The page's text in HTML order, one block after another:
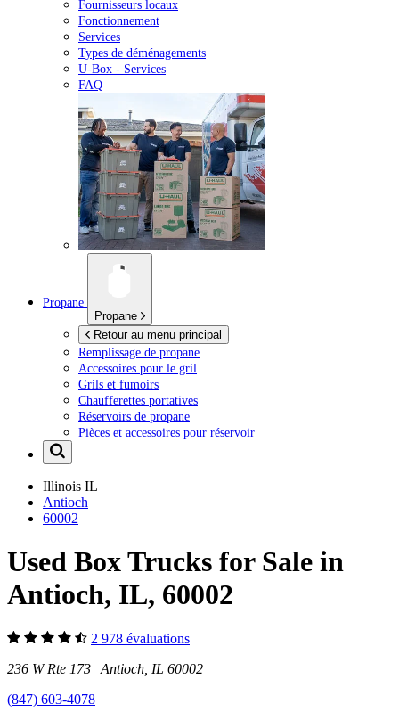
Fournisseurs locaux
Fonctionnement
Services
Types de déménagements
U-Box - Services
FAQ
Propane
Propane
Retour au menu principal
Remplissage de propane
Accessoires pour le gril
Grils et fumoirs
Chaufferettes portatives
Réservoirs de propane
Pièces et accessoires pour réservoir
Illinois IL
Antioch
60002
Used Box Trucks for Sale in
Antioch, IL, 60002
2 978 évaluations
236 W Rte 173 Antioch, IL 60002
(847) 603-4078